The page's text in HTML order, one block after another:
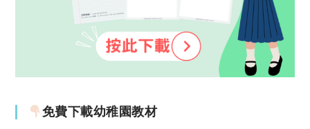
免費下載幼稚園教材